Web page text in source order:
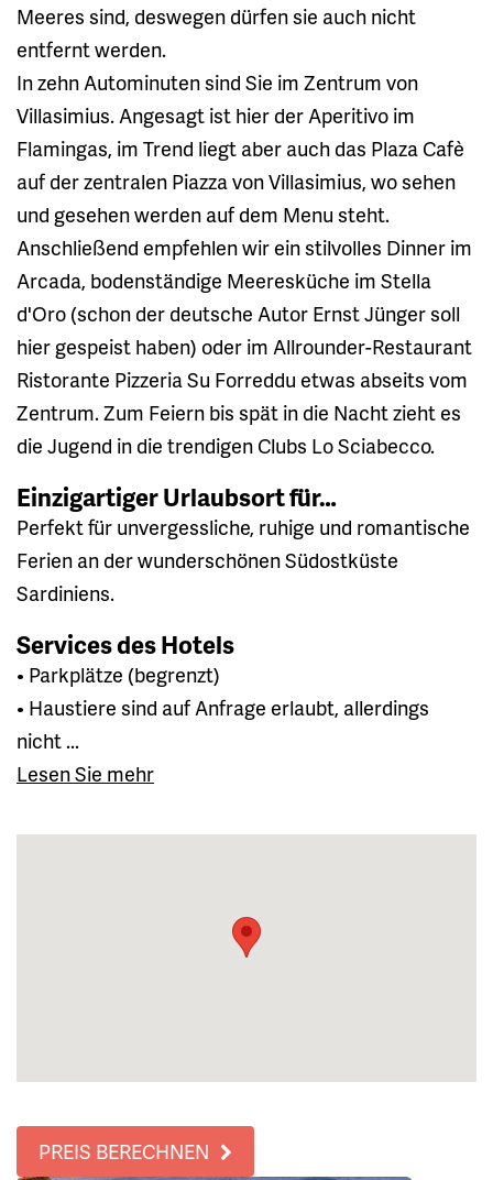
Meeres sind, deswegen dürfen sie auch nicht
entfernt werden.
In zehn Autominuten sind Sie im Zentrum von
Villasimius. Angesagt ist hier der Aperitivo im
Flamingas, im Trend liegt aber auch das Plaza Cafè
auf der zentralen Piazza von Villasimius, wo sehen
und gesehen werden auf dem Menu steht.
Anschließend empfehlen wir ein stilvolles Dinner im
Arcada, bodenständige Meeresküche im Stella
d'Oro (schon der deutsche Autor Ernst Jünger soll
hier gespeist haben) oder im Allrounder-Restaurant
Ristorante Pizzeria Su Forreddu etwas abseits vom
Zentrum. Zum Feiern bis spät in die Nacht zieht es
die Jugend in die trendigen Clubs Lo Sciabecco.
Einzigartiger Urlaubsort für…
Perfekt für unvergessliche, ruhige und romantische
Ferien an der wunderschönen Südostküste
Sardiniens.
Services des Hotels
• Parkplätze (begrenzt)
• Haustiere sind auf Anfrage erlaubt, allerdings
nicht ...
Lesen Sie mehr
PREIS BERECHNEN